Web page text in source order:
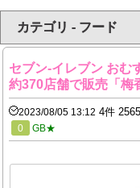
カテゴリ - フード
セブン‐イレブン お
約370店舗で販売「梅
2023/08/05 13:12 4件
0 GB★